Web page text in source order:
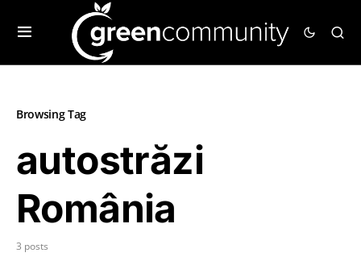
Browsing Tag
autostrăzi
România
3 posts